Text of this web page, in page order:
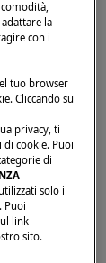
per
nautica
di
Marin,
nautico,
Caraïbe
la
con i
tuo browser
Cliccando su
privacy, ti
cookie. Puoi
di
solo i
Puoi
link
sito.